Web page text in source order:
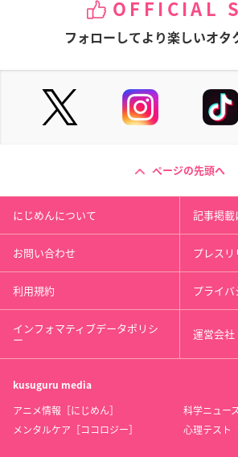
OFFICIAL
フォローしてより楽しいオタ
ページの先頭へ
にじめんについて 記事掲載
お問い合わせ プレス
利用規約 プライ
インフォマティブデータポリシ
ー 運営会社
kusuguru media
アニメ情報［にじめん］
科学ニュー
メンタルケア［ココロジー］
心理テスト